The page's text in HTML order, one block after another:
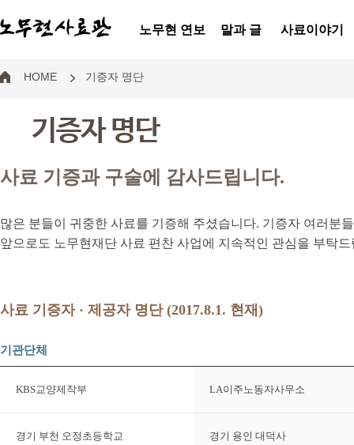
노무현 연보 말과 글 사료이야기
HOME 기증자 명단
기증자 명단
사료 기증과 구술에 감사드립니다.
많은 분들이 귀중한 사료를 기증해 주셨습니다. 기증자 여러분
앞으로도 노무현재단 사료 편찬 사업에 지속적인 관심을 부탁드
사료 기증자 · 제공자 명단 (2017.8.1. 현재)
기관단체
KBS교양제작부 LA이주노동자사무소
경기 부천 오정초등학교 경기 용인 대덕사